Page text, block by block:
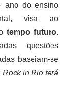
ano do ensino
visa ao
tempo futuro.
questões
baseiam-se
Rock in Rio terá